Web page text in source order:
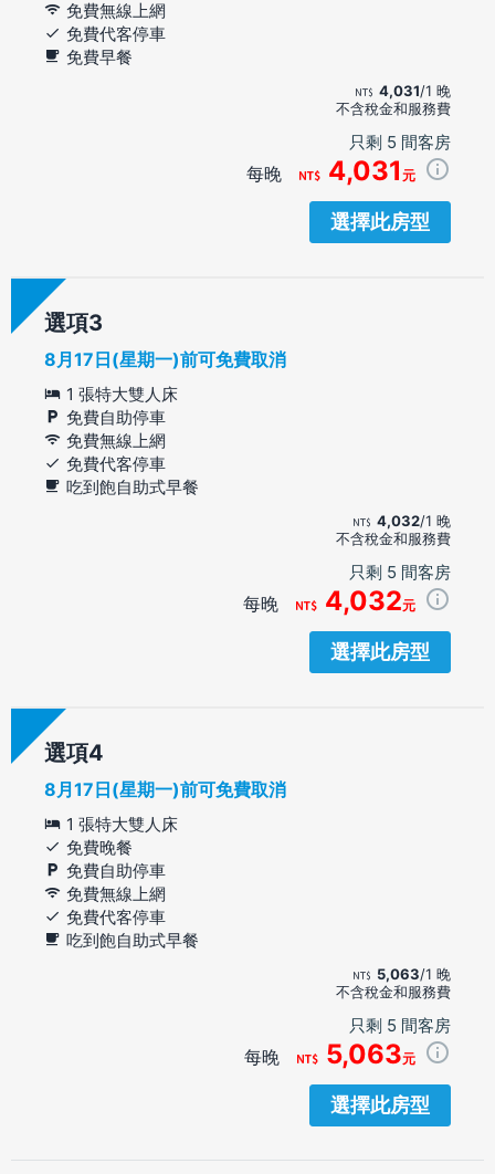
免費無線上網
免費代客停車
免費早餐
4,031/1 晚
不含稅金和服務費
只剩 5 間客房
每晚 4,031 元
選擇此房型
選項
8月17日(星期一)前可免費取消
1 張特大雙人床
免費自助停車
免費無線上網
免費代客停車
吃到飽自助式早餐
4,032/1 晚
不含稅金和服務費
只剩 5 間客房
每晚 4,032元
選擇此房型
選項
8月17日(星期一)前可免費取消
1 張特大雙人床
免費晚餐
免費自助停車
免費無線上網
免費代客停車
吃到飽自助式早餐
5,063/1 晚
不含稅金和服務費
只剩 5 間客房
每晚 5,063元
選擇此房型